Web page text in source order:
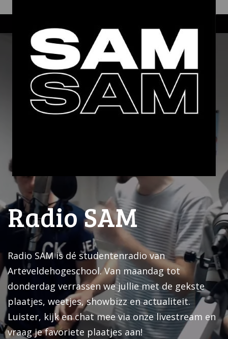
Radio SAM
Radio SAM is dé studentenradio van
Arteveldehogeschool. Van maandag tot
donderdag verrassen we jullie met de gekste
plaatjes, weetjes, showbizz en actualiteit.
Luister, kijk en chat mee via onze livestream en
vraag je favoriete plaatjes aan!